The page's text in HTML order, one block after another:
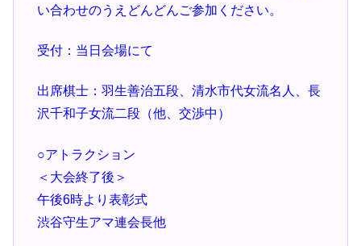
い合わせのうえどんどんご参加ください。
受付：当日会場にて
出席棋士：羽生善治五段、清水市代女流名人、長
沢千和子女流二段（他、交渉中）
○アトラクション
＜大会終了後＞
午後6時より表彰式
渋谷守生アマ連会長他